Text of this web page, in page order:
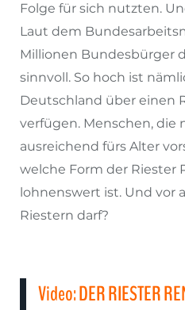
Folge für sich nutzten.
Laut dem
Millionen Bundesbürger
sinnvoll. So hoch ist
Deutschland über einen
verfügen. Menschen, die
ausreichend fürs Alter
welche Form der Riester
lohnenswert ist. Und vor
Riestern darf?
Video: DER RIESTER